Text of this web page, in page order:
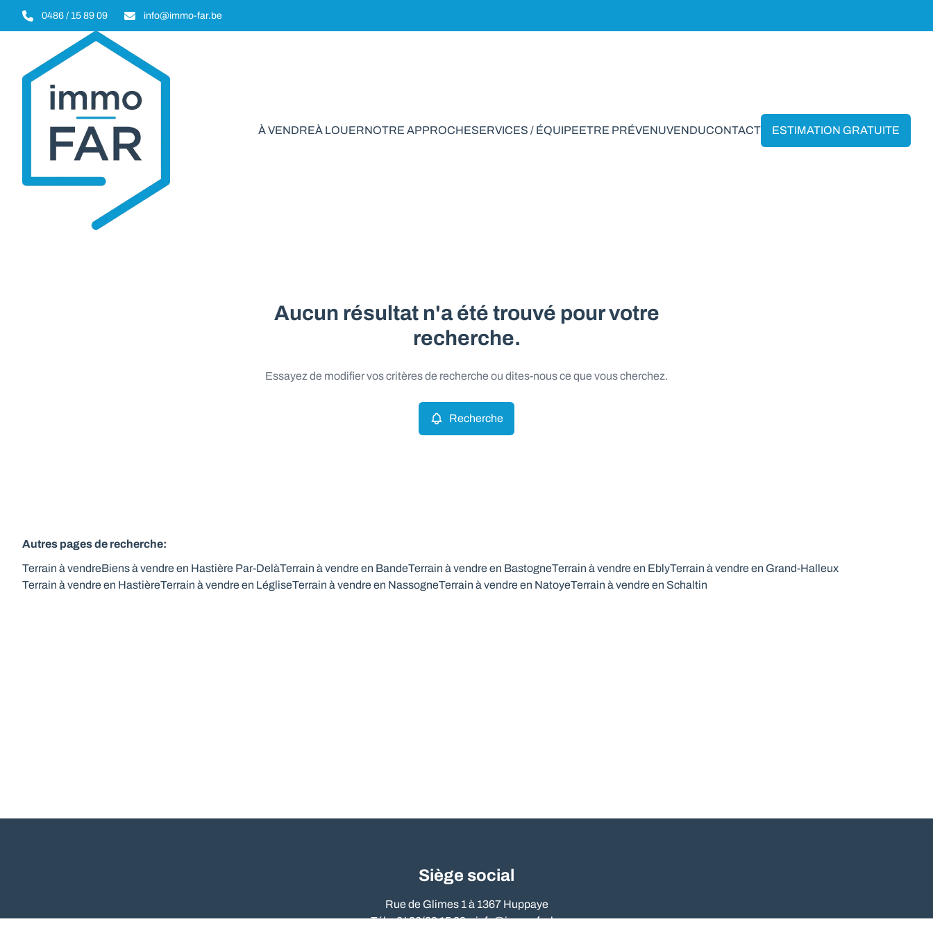
Aller au contenu principal
0486 / 15 89 09 info@immo-far.be
À VENDREÀ LOUERNOTRE APPROCHESERVICES / ÉQUIPEETRE PRÉVENUVENDUCONTACT ESTIMATION GRATUITE
Aucun résultat n'a été trouvé pour votre
recherche.
Essayez de modifier vos critères de recherche ou dites-nous ce que vous cherchez.
Recherche
Autres pages de recherche:
Terrain à vendreBiens à vendre en Hastière Par-DelàTerrain à vendre en BandeTerrain à vendre en BastogneTerrain à vendre en EblyTerrain à vendre en Grand-Halleux
Terrain à vendre en HastièreTerrain à vendre en LégliseTerrain à vendre en NassogneTerrain à vendre en NatoyeTerrain à vendre en Schaltin
Siège social
Rue de Glimes 1 à 1367 Huppaye
Tél. : 0486/09 15 89 –info@immo-far.be